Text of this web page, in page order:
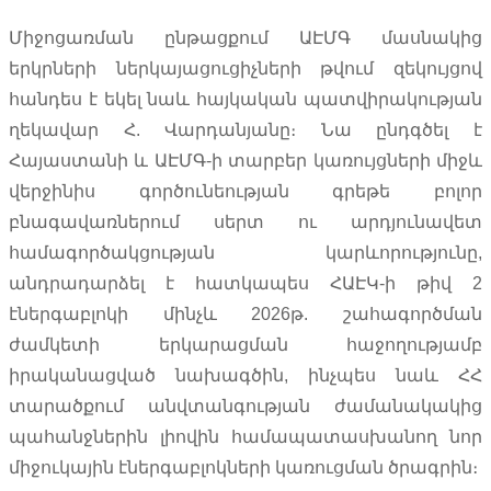
Միջոցառման ընթացքում ԱԷՄԳ մասնակից
երկրների ներկայացուցիչների թվում զեկույցով
հանդես է եկել նաև հայկական պատվիրակության
ղեկավար Հ. Վարդանյանը։ Նա ընդգծել է
Հայաստանի և ԱԷՄԳ-ի տարբեր կառույցների միջև
վերջինիս գործունեության գրեթե բոլոր
բնագավառներում սերտ ու արդյունավետ
համագործակցության կարևորությունը,
անդրադարձել է հատկապես ՀԱԷԿ-ի թիվ 2
էներգաբլոկի մինչև 2026թ. շահագործման
ժամկետի երկարացման հաջողությամբ
իրականացված նախագծին, ինչպես նաև ՀՀ
տարածքում անվտանգության ժամանակակից
պահանջներին լիովին համապատասխանող նոր
միջուկային էներգաբլոկների կառուցման ծրագրին։